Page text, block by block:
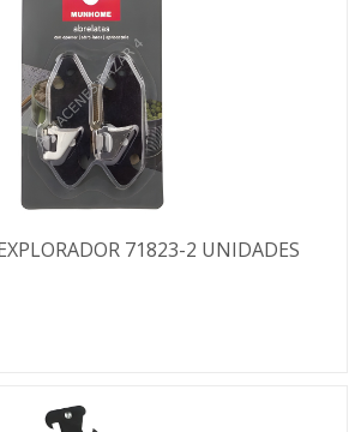
71823-2 UNIDADES